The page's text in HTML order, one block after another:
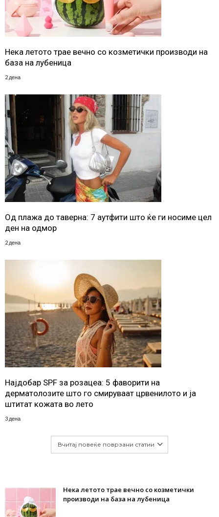
Нека летото трае вечно со козметички производи на
база на лубеница
2 дена
Од плажа до таверна: 7 аутфити што ќе ги носиме цел
ден на одмор
2 дена
Најдобар SPF за розацеа: 5 фаворити на
дерматолозите што го смируваат црвенилото и ја
штитат кожата во лето
3 дена
Вчитај повеќе поврзани статии
Нека летото трае вечно со козметички
производи на база на лубеница